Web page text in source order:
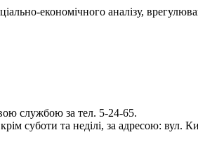
економічного аналізу,
службою за тел. 5-24-65.
суботи та неділі, за адресою: вул.